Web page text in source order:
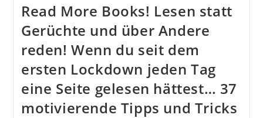
Read More Books! Lesen statt
Gerüchte und über Andere
reden! Wenn du seit dem
ersten Lockdown jeden Tag
eine Seite gelesen hättest… 37
motivierende Tipps und Tricks